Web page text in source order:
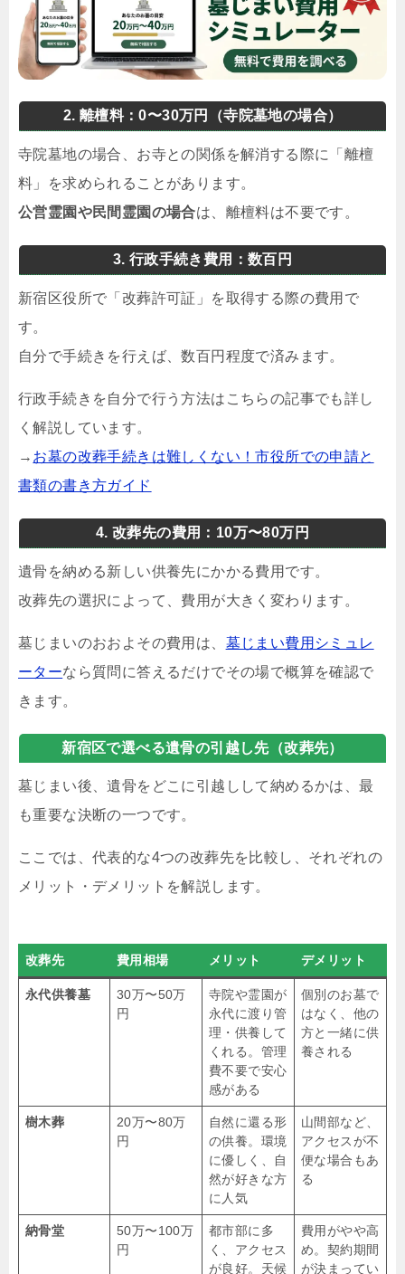
2. 離檀料：0〜30万円（寺院墓地の場合）
寺院墓地の場合、お寺との関係を解消する際に「離檀
料」を求められることがあります。
公営霊園や民間霊園の場合は、離檀料は不要です。
3. 行政手続き費用：数百円
新宿区役所で「改葬許可証」を取得する際の費用で
す。
自分で手続きを行えば、数百円程度で済みます。
行政手続きを自分で行う方法はこちらの記事でも詳し
く解説しています。
→ お墓の改葬手続きは難しくない！市役所での申請と
書類の書き方ガイド
4. 改葬先の費用：10万〜80万円
遺骨を納める新しい供養先にかかる費用です。
改葬先の選択によって、費用が大きく変わります。
墓じまいのおおよその費用は、 墓じまい費用シミュレ
ーターなら質問に答えるだけでその場で概算を確認で
きます。
新宿区で選べる遺骨の引越し先（改葬先）
墓じまい後、遺骨をどこに引越しして納めるかは、最
も重要な決断の一つです。
ここでは、代表的な4つの改葬先を比較し、それぞれの
メリット・デメリットを解説します。
改葬先 費用相場 メリット デメリット
永代供養墓
30万〜50万
円
寺院や霊園が
永代に渡り管
理・供養して
くれる。管理
費不要で安心
感がある
個別のお墓で
はなく、他の
方と一緒に供
養される
樹木葬
20万〜80万
円
自然に還る形
の供養。環境
に優しく、自
然が好きな方
に人気
山間部など、
アクセスが不
便な場合もあ
る
納骨堂
50万〜100万
円
都市部に多
く、アクセス
が良好。天候
費用がやや高
め。契約期間
が決まってい